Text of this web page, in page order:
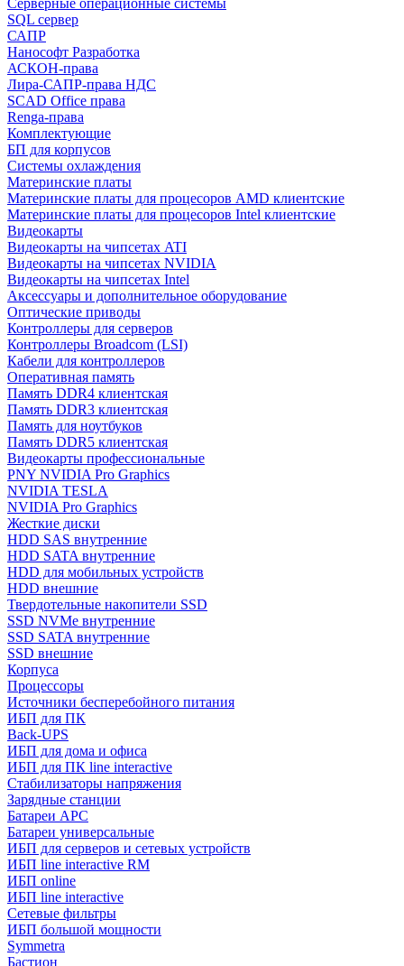
Серверные операционные системы
SQL сервер
САПР
Нанософт Разработка
АСКОН-права
Лира-САПР-права НДС
SCAD Office права
Renga-права
Комплектующие
БП для корпусов
Системы охлаждения
Материнские платы
Материнские платы для процесоров AMD клиентские
Материнские платы для процесоров Intel клиентские
Видеокарты
Видеокарты на чипсетах ATI
Видеокарты на чипсетах NVIDIA
Видеокарты на чипсетах Intel
Аксессуары и дополнительное оборудование
Оптические приводы
Контроллеры для серверов
Контроллеры Broadcom (LSI)
Кабели для контроллеров
Оперативная память
Память DDR4 клиентская
Память DDR3 клиентская
Память для ноутбуков
Память DDR5 клиентская
Видеокарты профессиональные
PNY NVIDIA Pro Graphics
NVIDIA TESLA
NVIDIA Pro Graphics
Жесткие диски
HDD SAS внутренние
HDD SATA внутренние
HDD для мобильных устройств
HDD внешние
Твердотельные накопители SSD
SSD NVMe внутренние
SSD SATA внутренние
SSD внешние
Корпуса
Процессоры
Источники бесперебойного питания
ИБП для ПК
Back-UPS
ИБП для дома и офиса
ИБП для ПК linе interactive
Стабилизаторы напряжения
Зарядные станции
Батареи APC
Батареи универсальные
ИБП для серверов и сетевых устройств
ИБП line interactive RM
ИБП online
ИБП linе interactive
Сетевые фильтры
ИБП большой мощности
Symmetra
Бастион